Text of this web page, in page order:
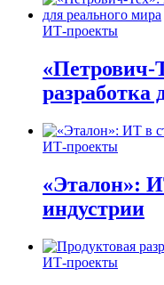
ИТ-проекты
«Петрович-
разработка
ИТ-проекты
«Эталон»:
индустрии
ИТ-проекты